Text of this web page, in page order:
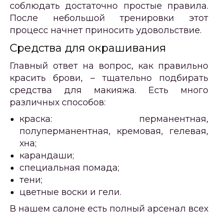
соблюдать достаточно простые правила.
После небольшой тренировки этот
процесс начнет приносить удовольствие.
Средства для окрашивания
Главный ответ на вопрос, как правильно
красить брови, – тщательно подбирать
средства для макияжа. Есть много
различных способов:
краска: перманентная,
полуперманентная, кремовая, гелевая,
хна;
карандаши;
специальная помада;
тени;
цветные воски и гели.
В нашем салоне есть полный арсенал всех